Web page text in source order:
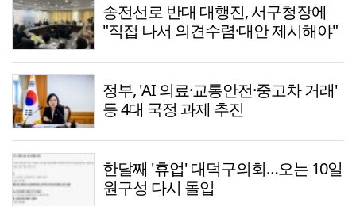
송전선로 반대 대행진, 서구청장에
"직접 나서 의견수렴·대안 제시해야"
정부, 'AI 의료·교통안전·중고차 거래'
등 4대 국정 과제 추진
한달째 '휴업' 대덕구의회…오는 10일
원구성 다시 돌입